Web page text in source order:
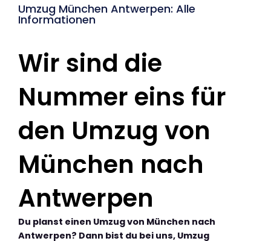
Umzug München Antwerpen: Alle
Informationen
Wir sind die
Nummer eins für
den Umzug von
München nach
Antwerpen
Du planst einen Umzug von München nach
Antwerpen? Dann bist du bei uns, Umzug